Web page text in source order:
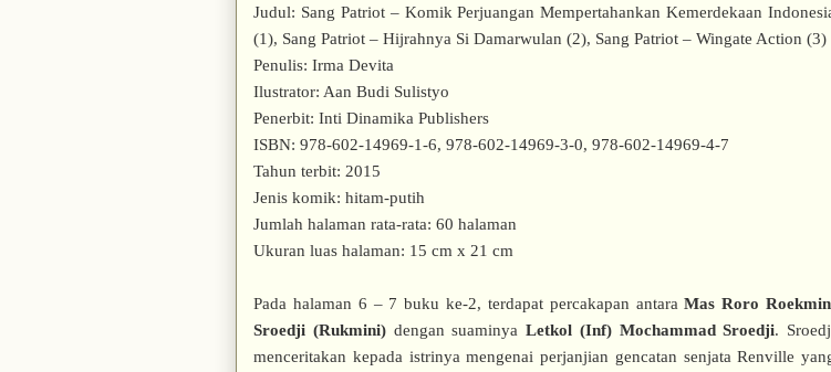
Judul: Sang Patriot – Komik Perjuangan Mempertahankan Kemerdekaan
(1), Sang Patriot – Hijrahnya Si Damarwulan (2), Sang Patriot – Wingate Action (3)
Penulis: Irma Devita
Ilustrator: Aan Budi Sulistyo
Penerbit: Inti Dinamika Publishers
ISBN: 978-602-14969-1-6, 978-602-14969-3-0, 978-602-14969-4-7
Tahun terbit: 2015
Jenis komik: hitam-putih
Jumlah halaman rata-rata: 60 halaman
Ukuran luas halaman: 15 cm x 21 cm
Pada halaman 6 – 7 buku ke-2, terdapat percakapan antaraMas Roro
Sroedji (Rukmini)dengan suaminya Letkol (Inf) Mochammad Sroedji.
menceritakan kepada istrinya mengenai perjanjian gencatan senjata Renville